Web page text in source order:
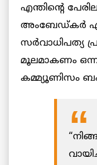
എന്തിന്റെ
അംബേഡ്കര്‍
സര്‍വാധിപത്യ
മൂലമാകണം
കമ്മ്യൂണിസം